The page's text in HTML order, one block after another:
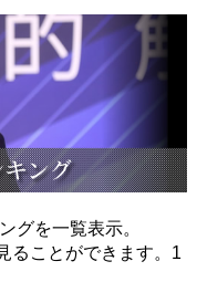
グを一覧表示。
ることができます。1